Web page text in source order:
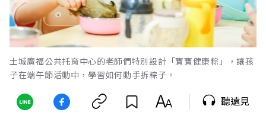
土城廣福公共托育中心的老師們特別設計「寶寶健康粽」，讓孩
子在端午節活動中，學習如何動手拆粽子。
聽遠見